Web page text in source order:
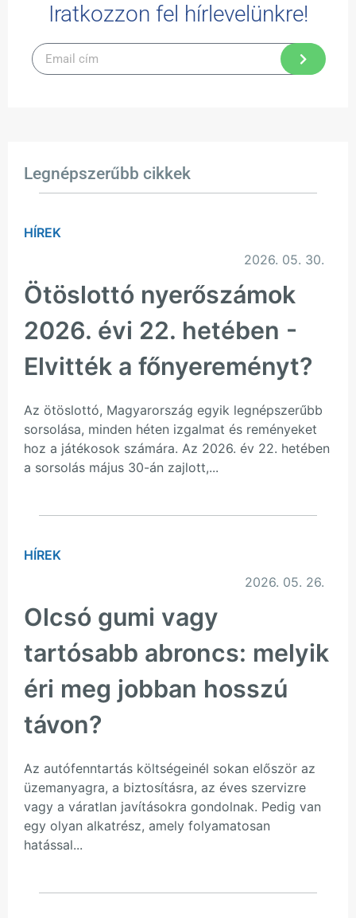
Iratkozzon fel hírlevelünkre!
Legnépszerűbb cikkek
HÍREK
2026. 05. 30.
Ötöslottó nyerőszámok
2026. évi 22. hetében -
Elvitték a főnyereményt?
Az ötöslottó, Magyarország egyik legnépszerűbb
sorsolása, minden héten izgalmat és reményeket
hoz a játékosok számára. Az 2026. év 22. hetében
a sorsolás május 30-án zajlott,...
HÍREK
2026. 05. 26.
Olcsó gumi vagy
tartósabb abroncs: melyik
éri meg jobban hosszú
távon?
Az autófenntartás költségeinél sokan először az
üzemanyagra, a biztosításra, az éves szervizre
vagy a váratlan javításokra gondolnak. Pedig van
egy olyan alkatrész, amely folyamatosan
hatással...